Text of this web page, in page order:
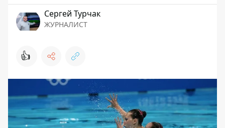
Сергей Турчак
ЖУРНАЛИСТ
👍